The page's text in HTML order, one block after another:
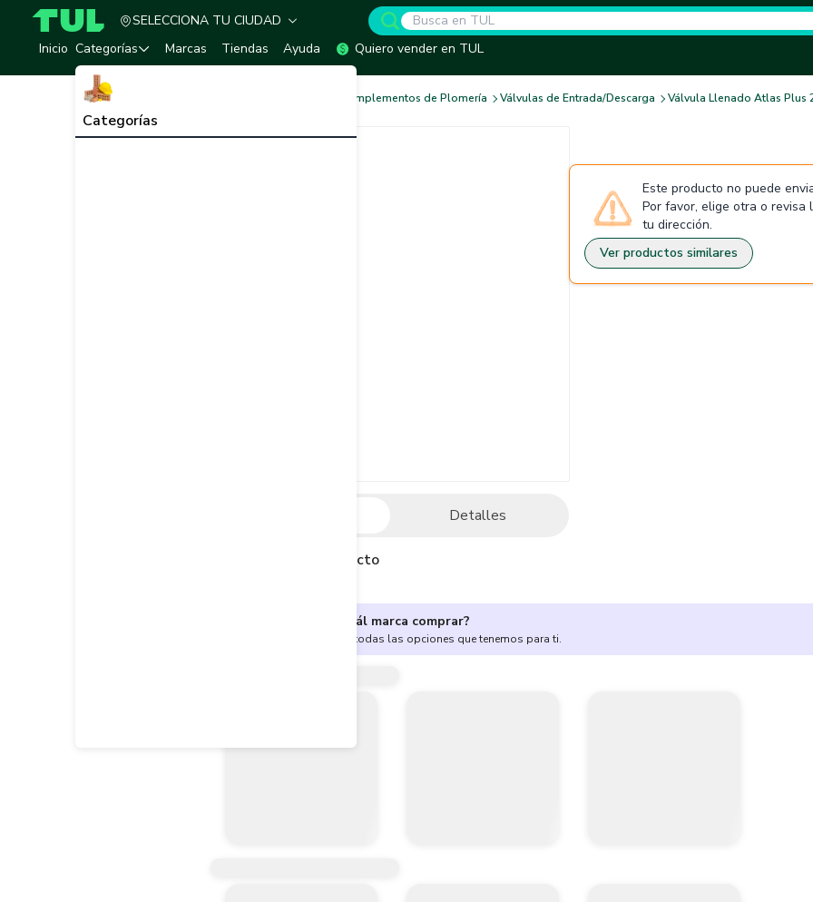
TUL - Tu Marketplace de Construcción
SELECCIONA TU CIUDAD
Inicio Categorías
Categorías
Marcas Tiendas Ayuda Quiero vender en TUL
Complementos de Plomería Válvulas de Entrada/Descarga Válvula Llenado Atlas Plus
Detalles
Descripción del producto
Este producto no puede
Por favor, elige otra o revisa
tu dirección.
Ver productos similares
¿No sabes cuál marca comprar?
Encuentra aquí todas las opciones que tenemos para ti.